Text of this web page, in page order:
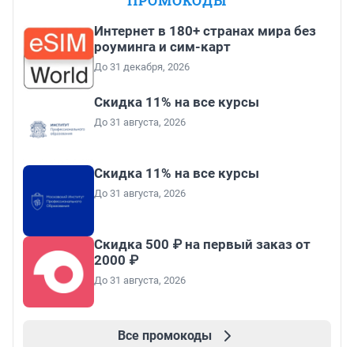
Интернет в 180+ странах мира без
роуминга и сим-карт
До 31 декабря, 2026
Скидка 11% на все курсы
До 31 августа, 2026
Скидка 11% на все курсы
До 31 августа, 2026
Скидка 500 ₽ на первый заказ от
2000 ₽
До 31 августа, 2026
Все промокоды